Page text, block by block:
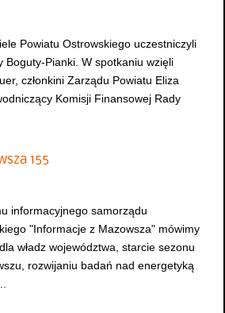
Powiatu Ostrowskiego uczestniczyli
Boguty-Pianki. W spotkaniu wzięli
członkini Zarządu Powiatu Eliza
Komisji Finansowej Rady
155
informacyjnego samorządu
"Informacje z Mazowsza" mówimy
władz województwa, starcie sezonu
rozwijaniu badań nad energetyką